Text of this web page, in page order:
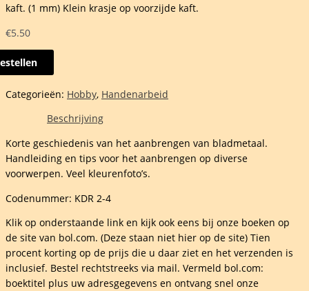
kaft. (1 mm) Klein krasje op voorzijde kaft.
€5.50
Categorieën: Hobby, Handenarbeid
Beschrijving
Korte geschiedenis van het aanbrengen van bladmetaal.
Handleiding en tips voor het aanbrengen op diverse
voorwerpen. Veel kleurenfoto’s.
Codenummer: KDR 2-4
Klik op onderstaande link en kijk ook eens bij onze boeken op
de site van bol.com. (Deze staan niet hier op de site) Tien
procent korting op de prijs die u daar ziet en het verzenden is
inclusief. Bestel rechtstreeks via mail. Vermeld bol.com:
boektitel plus uw adresgegevens en ontvang snel onze